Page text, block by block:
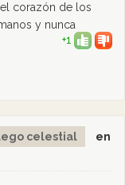
corazón de los
y nunca
+1
celestial
en